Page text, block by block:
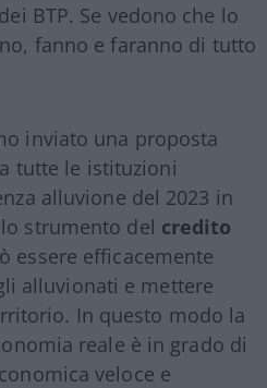
BTP. Se vedono che lo
fanno e faranno di tutto
inviato una proposta
tutte le istituzioni
alluvione del 2023 in
strumento del credito
essere efficacemente
alluvionati e mettere
In questo modo la
reale è in grado di
veloce e